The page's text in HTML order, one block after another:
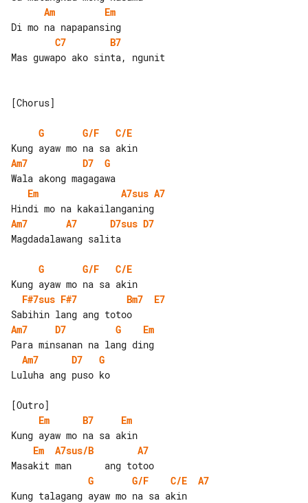
Am
Em
C7
B7
Mas guwapo ako sinta, ngunit
[Chorus]
G G/F
C/E
Am7
D7
G
Em
A7sus A7
Am7
A7 D7sus D7
Magdadalawang salita
G G/F
C/E
F#7sus F#7 Bm7
E7
Am7
D7 G
Em
Am7
D7
G
Luluha ang puso ko
Em
B7
Em
Em
A7sus/B
A7
G
G/F C/E
A7